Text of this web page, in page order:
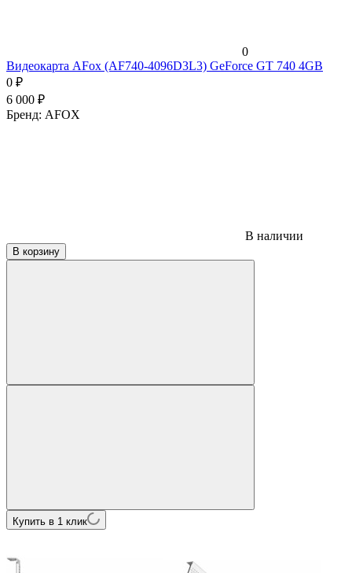
0
Видеокарта AFox (AF740-4096D3L3) GeForce GT 740 4GB
0 ₽
6 000 ₽
Бренд: AFOX
В наличии
В корзину
Купить в 1 клик